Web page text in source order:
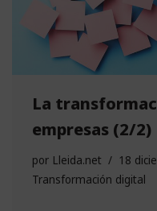
La
empresas (2/2)
por Lleida.net
18
Transformación digital